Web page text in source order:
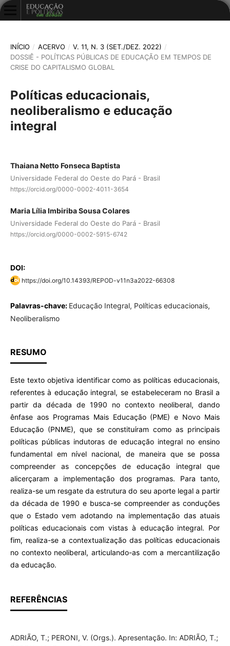
INÍCIO / ACERVO / V. 11, N. 3 (SET./DEZ. 2022) /
DOSSIÊ - POLÍTICAS PÚBLICAS DE EDUCAÇÃO EM TEMPOS DE
CRISE DO CAPITALISMO GLOBAL
Políticas educacionais,
neoliberalismo e educação
integral
Thaiana Netto Fonseca Baptista
Universidade Federal do Oeste do Pará - Brasil
https://orcid.org/0000-0002-4011-3654
Maria Lília Imbiriba Sousa Colares
Universidade Federal do Oeste do Pará - Brasil
https://orcid.org/0000-0002-5915-6742
DOI:
https://doi.org/10.14393/REPOD-v11n3a2022-66308
Palavras-chave: Educação Integral, Políticas educacionais,
Neoliberalismo
RESUMO
Este texto objetiva identificar como as políticas educacionais,
referentes à educação integral, se estabeleceram no Brasil a
partir da década de 1990 no contexto neoliberal, dando
ênfase aos Programas Mais Educação (PME) e Novo Mais
Educação (PNME), que se constituíram como as principais
políticas públicas indutoras de educação integral no ensino
fundamental em nível nacional, de maneira que se possa
compreender as concepções de educação integral que
alicerçaram a implementação dos programas. Para tanto,
realiza-se um resgate da estrutura do seu aporte legal a partir
da década de 1990 e busca-se compreender as conduções
que o Estado vem adotando na implementação das atuais
políticas educacionais com vistas à educação integral. Por
fim, realiza-se a contextualização das políticas educacionais
no contexto neoliberal, articulando-as com a mercantilização
da educação.
REFERÊNCIAS
ADRIÃO, T.; PERONI, V. (Orgs.). Apresentação. In: ADRIÃO, T.;